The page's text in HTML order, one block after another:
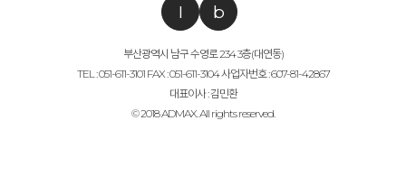
I b
부산광역시 남구 수영로 234 3층(대연동)
TEL : 051-611-3101 FAX : 051-611-3104 사업자번호 : 607-81-42867
대표이사 : 김민환
© 2018 ADMAX. All rights reserved.